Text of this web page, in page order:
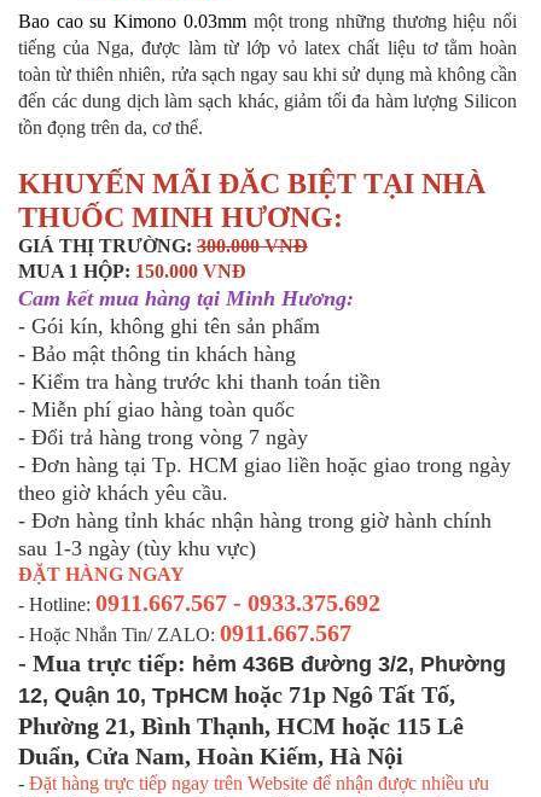
Bao cao su Kimono 0.03mmmột trong những thương hiệu nổi
tiếng của Nga, được làm từ lớp vỏ latex chất liệu tơ tằm hoàn
toàn từ thiên nhiên, rửa sạch ngay sau khi sử dụng mà không cần
đến các dung dịch làm sạch khác, giảm tối đa hàm lượng Silicon
tồn đọng trên da, cơ thể.
KHUYẾN MÃI ĐĂC BIỆT TẠI NHÀ
THUỐC MINH HƯƠNG:
GIÁ THỊ TRƯỜNG: 300.000 VNĐ
MUA 1 HỘP: 150.000 VNĐ
Cam kết mua hàng tại Minh Hương:
- Gói kín, không ghi tên sản phẩm
- Bảo mật thông tin khách hàng
- Kiểm tra hàng trước khi thanh toán tiền
- Miễn phí giao hàng toàn quốc
- Đổi trả hàng trong vòng 7 ngày
- Đơn hàng tại Tp. HCM giao liền hoặc giao trong ngày
theo giờ khách yêu cầu.
- Đơn hàng tỉnh khác nhận hàng trong giờ hành chính
sau 1-3 ngày (tùy khu vực)
ĐẶT HÀNG NGAY
- Hotline: 0911.667.567 - 0933.375.692
- Hoặc Nhắn Tin/ ZALO: 0911.667.567
- Mua trực tiếp: hẻm 436B đường 3/2, Phường
12, Quận 10, TpHCM hoặc 71p Ngô Tất Tố,
Phường 21, Bình Thạnh, HCM hoặc 115 Lê
Duẩn, Cửa Nam, Hoàn Kiếm, Hà Nội
- Đặt hàng trực tiếp ngay trên Website để nhận được nhiều ưu